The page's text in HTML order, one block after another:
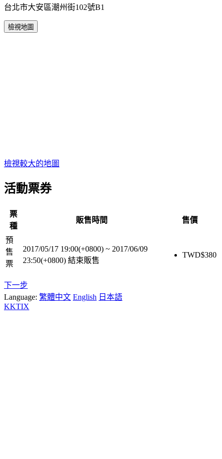
台北市大安區潮州街102號B1
檢視地圖
檢視較大的地圖
活動票券
票
種
販售時間 售價
預
售
票
2017/05/17 19:00(+0800) ~ 2017/06/09
23:50(+0800) 結束販售
TWD$380
下一步
Language: 繁體中文 English 日本語
KKTIX